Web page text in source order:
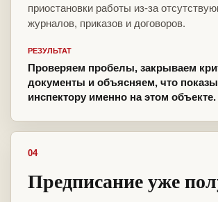
приостановки работы из-за
журналов, приказов и договоров.
РЕЗУЛЬТАТ
Проверяем пробелы, закрываем
документы и объясняем, что
инспектору именно на этом объекте.
04
Предписание уже